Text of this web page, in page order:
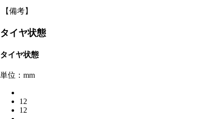
【備考】
タイヤ状態
タイヤ状態
単位：mm
12
12